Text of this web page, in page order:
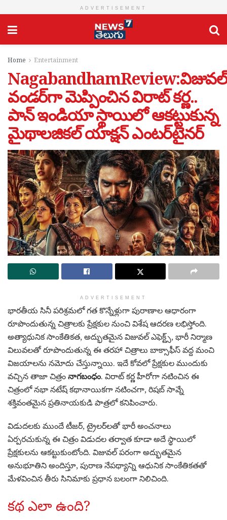
ADVERTISEMENT
Home Entertainment
NagabandhamReview:విజువల్
వండర్‌గా మెప్పించిన విరాట్ కర్ణ..
పాన్ ఇండియా స్థాయిలో ఆకట్టుకున్న
మైథాలజికల్ యాక్షన్ ఎంటర్‌టైనర్
ADVERTISEMENT
భారతీయ సినీ పరిశ్రమలో గత కొన్నేళ్లుగా పురాణాల ఆధారంగా
రూపొందుతున్న చిత్రాలకు ప్రేక్షకుల నుంచి విశేష ఆదరణ లభిస్తోంది.
అత్యాధునిక సాంకేతికత, అద్భుతమైన విజువల్ ఎఫెక్ట్స్, భారీ నిర్మాణ
విలువలతో రూపొందుతున్న ఈ తరహా చిత్రాలు బాక్సాఫీస్ వద్ద మంచి
విజయాలను నమోదు చేస్తున్నాయి. ఇదే కోవలో ప్రేక్షకుల ముందుకు
వచ్చిన తాజా చిత్రంనాగబంధం. విరాట్ కర్ణ హీరోగా నటించిన ఈ
చిత్రంలో నభా నటేష్ కథానాయికగా నటించగా, రిషబ్ సావ్నే
శక్తివంతమైన ప్రతినాయకుడి పాత్రలో కనిపించారు.
విడుదలకు ముందే టీజర్, ట్రైలర్‌లతో భారీ అంచనాలు
ఏర్పరచుకున్న ఈ చిత్రం విడుదల తర్వాత కూడా అదే స్థాయిలో
ప్రేక్షకులను ఆకట్టుకుంటోంది. విజువల్ పరంగా అద్భుతమైన
అనుభూతిని అందిస్తూ, పురాణ నేపథ్యాన్ని ఆధునిక సాంకేతికతతో
మేళవించిన తీరు సినిమాకు ప్రధాన బలంగా నిలిచింది.
కథ ఎలా ఉంది?